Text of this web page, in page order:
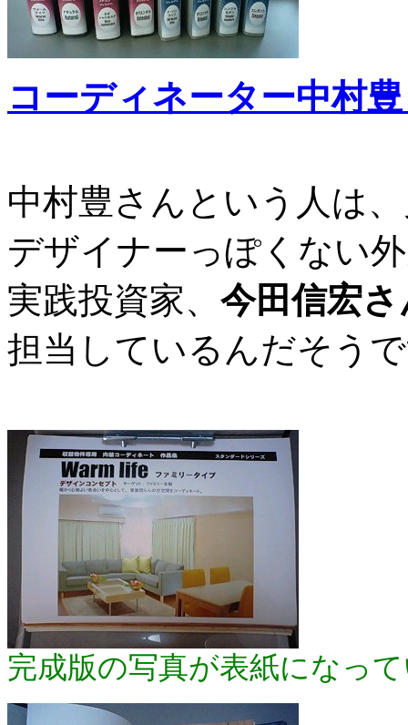
コーディネーター中村
中村豊さんという人は
デザイナーっぽくない
実践投資家、 今田信宏さ
担当しているんだそう
完成版の写真が表紙になっ